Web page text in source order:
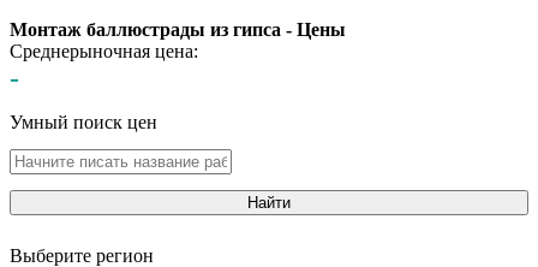
Монтаж баллюстрады из гипса - Цены
Среднерыночная цена:
-
Умный поиск цен
Найти
Выберите регион